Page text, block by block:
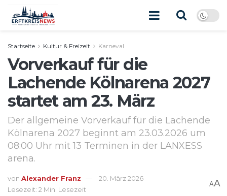
Startseite Kultur & Freizeit Karneval
Vorverkauf für die
Lachende Kölnarena 2027
startet am 23. März
Der allgemeine Vorverkauf für die Lachende
Kölnarena 2027 beginnt am 23.03.2026 um
08:00 Uhr mit 13 Terminen in der LANXESS
arena.
von Alexander Franz
20. März 2026
Lesezeit: 2 Min. Lesezeit
AA